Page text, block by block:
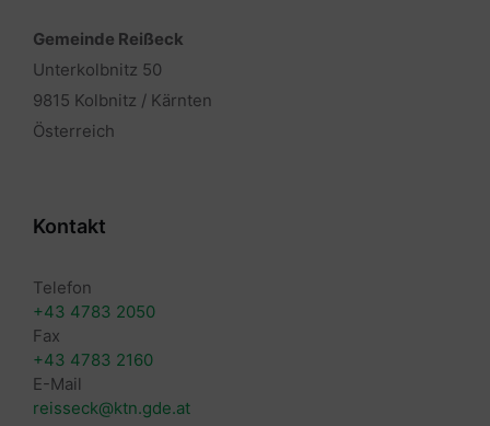
Gemeinde Reißeck
Unterkolbnitz 50
9815 Kolbnitz / Kärnten
Österreich
Kontakt
Telefon
+43 4783 2050
Fax
+43 4783 2160
E-Mail
reisseck@ktn.gde.at